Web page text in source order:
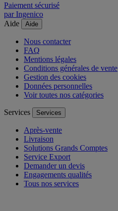
Paiement sécurisé
par Ingenico
Aide
Aide
Nous contacter
FAQ
Mentions légales
Conditions générales de vente
Gestion des cookies
Données personnelles
Voir toutes nos catégories
Services Services
Après-vente
Livraison
Solutions Grands Comptes
Service Export
Demander un devis
Engagements qualités
Tous nos services